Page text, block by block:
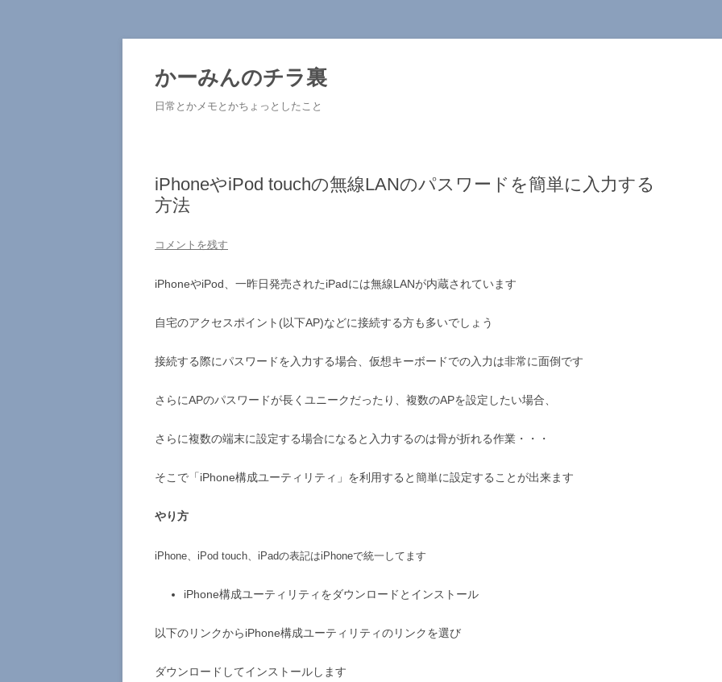
テ
ン
ツ
へ
ス
かーみんのチラ裏
日常とかメモとかちょっとしたこと
iPhoneやiPod touchの無線LANのパスワードを簡単に入力する
方法
コメントを残す
iPhoneやiPod、一昨日発売されたiPadには無線LANが内蔵されています
自宅のアクセスポイント(以下AP)などに接続する方も多いでしょう
接続する際にパスワードを入力する場合、仮想キーボードでの入力は非常に面倒です
さらにAPのパスワードが長くユニークだったり、複数のAPを設定したい場合、
さらに複数の端末に設定する場合になると入力するのは骨が折れる作業・・・
そこで「iPhone構成ユーティリティ」を利用すると簡単に設定することが出来ます
やり方
iPhone、iPod touch、iPadの表記はiPhoneで統一してます
iPhone構成ユーティリティをダウンロードとインストール
以下のリンクからiPhone構成ユーティリティのリンクを選び
ダウンロードしてインストールします